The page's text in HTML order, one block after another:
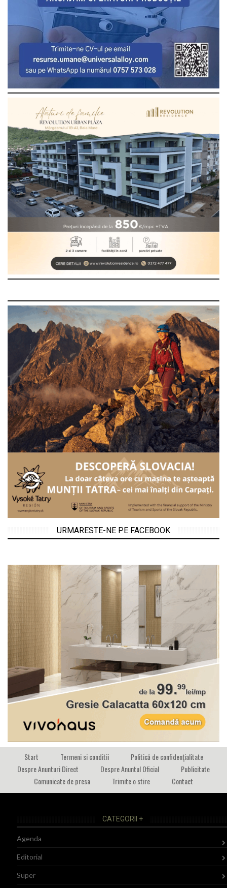
URMARESTE-NE PE FACEBOOK
Start Termeni si conditii
Politică de confidențialitate
Despre Anunturi Direct
Despre Anuntul Oficial
Publicitate
Comunicate de presa
Trimite o stire Contact
CATEGORII +
Agenda
Editorial
Super